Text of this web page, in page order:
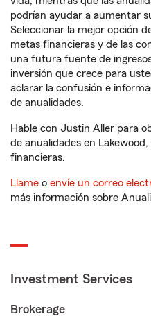
podrían ayudar a aumentar
Seleccionar la mejor opción
metas financieras y de las
una futura fuente de
inversión que crece para
aclarar la confusión e
de anualidades.
Hable con Justin Aller para
de anualidades en
financieras.
Llame o envíe un correo
más información sobre
Investment Services
Brokerage